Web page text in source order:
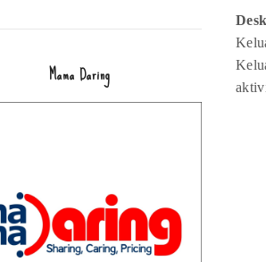
Mama Daring